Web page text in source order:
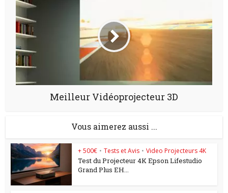
Meilleur Vidéoprojecteur 3D
Vous aimerez aussi ...
+ 500€ • Tests et Avis • Video Projecteurs 4K
Test du Projecteur 4K Epson Lifestudio
Grand Plus EH...